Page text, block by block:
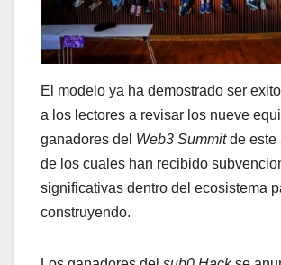
El modelo ya ha demostrado ser
a los lectores a revisar los nueve
ganadores del Web3 Summitde este
de los cuales han recibido
significativas dentro del ecosistema
construyendo.